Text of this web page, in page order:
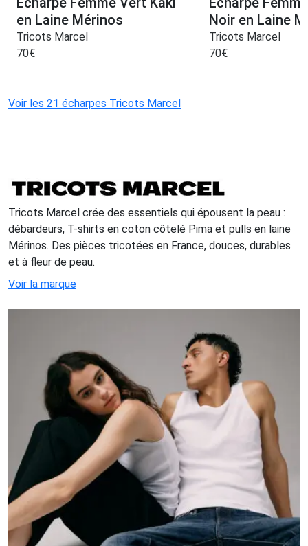
en Laine Mérinos
Tricots Marcel
70€
Noir en Laine
Tricots Marcel
70€
Voir les 21 écharpes Tricots Marcel
Tricots Marcel crée des essentiels qui épousent la peau :
débardeurs, T-shirts en coton côtelé Pima et pulls en laine
Mérinos. Des pièces tricotées en France, douces, durables
et à fleur de peau.
Voir la marque